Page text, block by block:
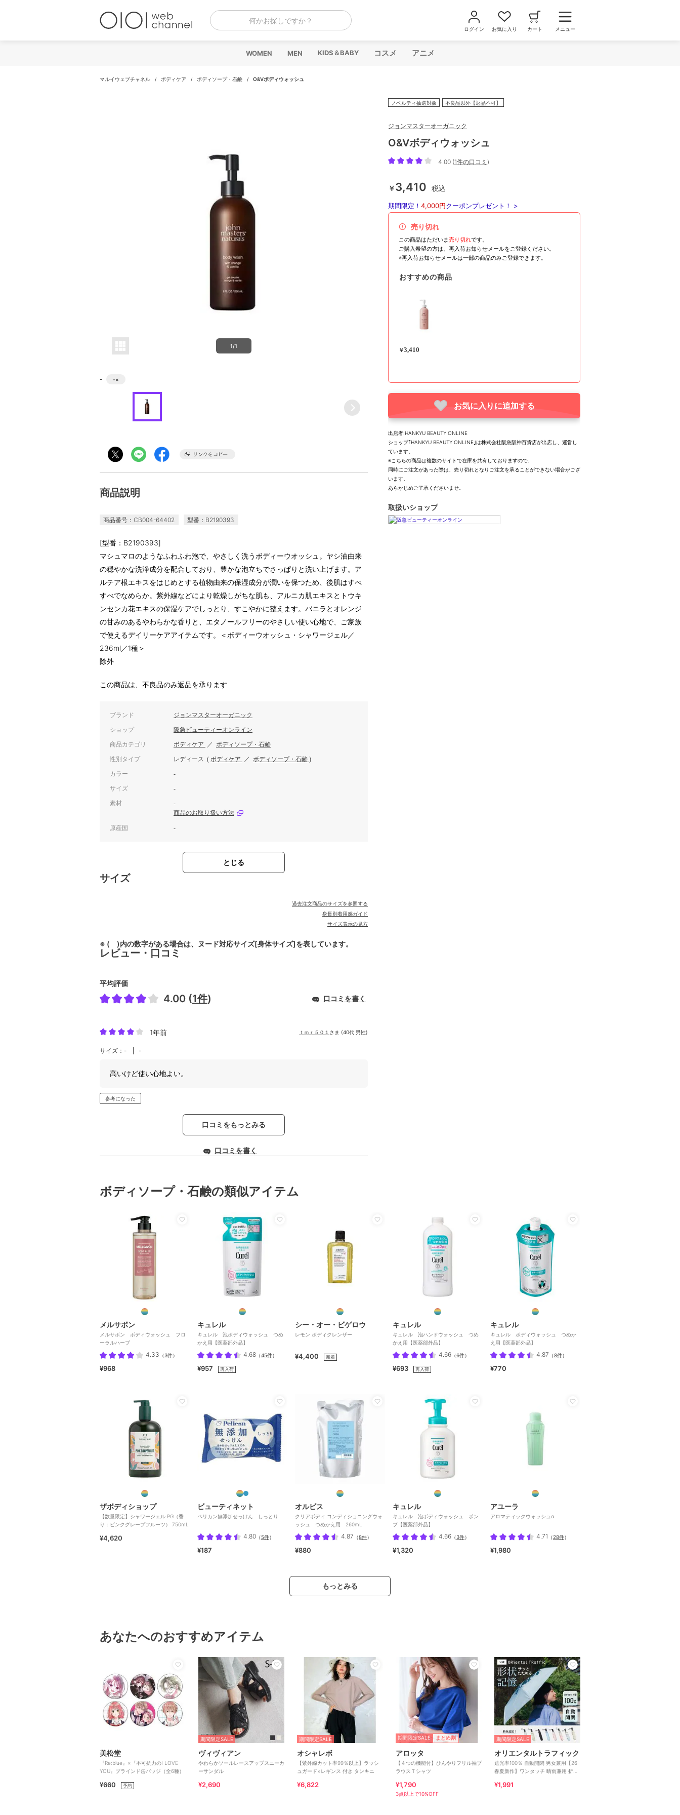
何かお探しですか？
ログイン お気に入り カート メニュー
WOMEN MEN KIDS＆BABY コスメ アニメ
マルイウェブチャネル / ボディケア / ボディソープ・石鹸 / O&Vボディウォッシュ
1/1
- -×
商品説明
商品番号：CB004-64402 型番：B2190393
[型番：B2190393]
マシュマロのようなふわふわ泡で、やさしく洗うボディーウオッシュ。ヤシ油由来
の穏やかな洗浄成分を配合しており、豊かな泡立ちでさっぱりと洗い上げます。ア
ルテア根エキスをはじめとする植物由来の保湿成分が潤いを保つため、後肌はすべ
すべでなめらか。紫外線などにより乾燥しがちな肌も、アルニカ肌エキスとトウキ
ンセンカ花エキスの保湿ケアでしっとり、すこやかに整えます。バニラとオレンジ
の甘みのあるやわらかな香りと、エタノールフリーのやさしい使い心地で、ご家族
で使えるデイリーケアアイテムです。＜ボディーウオッシュ・シャワージェル／
236ml／1種＞
除外
この商品は、不良品のみ返品を承ります
ブランド ジョンマスターオーガニック
ショップ 阪急ビューティーオンライン
商品カテゴリ ボディケア ／ ボディソープ・石鹸
性別タイプ レディース ( ボディケア ／ ボディソープ・石鹸 )
カラー -
サイズ -
素材
-
商品のお取り扱い方法
原産国 -
とじる
サイズ
過去注文商品のサイズを参照する
身長別着用感ガイド
サイズ表示の見方
※ ( )内の数字がある場合は、ヌード対応サイズ[身体サイズ]を表しています。
レビュー・口コミ
平均評価
4.00 (1件) 口コミを書く
1年前 ｔｍｒ５０１ さま (40代 男性)
サイズ：- -
高いけど使い心地よい。
参考になった
口コミをもっとみる
口コミを書く
ノベルティ抽選対象 不良品以外【返品不可】
ジョンマスターオーガニック
O&Vボディウォッシュ
4.00 (1件の口コミ )
￥3,410 税込
期間限定！ 4,000円クーポンプレゼント！ >
売り切れ
この商品はただいま売り切れです。
ご購入希望の方は、再入荷お知らせメールをご登録ください。
※再入荷お知らせメールは一部の商品のみご登録できます。
おすすめの商品
￥3,410
お気に入りに追加する
出店者:HANKYU BEAUTY ONLINE
ショップ｢HANKYU BEAUTY ONLINE｣は株式会社阪急阪神百貨店が出店し、運営し
ています。
※こちらの商品は複数のサイトで在庫を共有しておりますので、
同時にご注文があった際は、売り切れとなりご注文を承ることができない場合がござ
います。
あらかじめご了承くださいませ。
取扱いショップ
ボディソープ・石鹸の類似アイテム
メルサボン
メルサボン ボディウォッシュ フロ
ーラルハーブ
4.33 （3件）
¥968
キュレル
キュレル 泡ボディウォッシュ つめ
かえ用【医薬部外品】
4.68 （45件）
¥957 再入荷
シー・オー・ビゲロウ
レモン ボディクレンザー
¥4,400 新着
キュレル
キュレル 泡ハンドウォッシュ つめ
かえ用【医薬部外品】
4.66 （6件）
¥693 再入荷
キュレル
キュレル ボディウォッシュ つめか
え用【医薬部外品】
4.87 （8件）
¥770
ザボディショップ
【数量限定】シャワージェル PG（香
り：ピンクグレープフルーツ） 750mL
¥4,620
ビューティネット
ペリカン無添加せっけん しっとり
4.80 （5件）
¥187
オルビス
クリアボディ コンディショニングウォ
ッシュ つめかえ用 260mL
4.87 （8件）
¥880
キュレル
キュレル 泡ボディウォッシュ ポン
プ【医薬部外品】
4.66 （3件）
¥1,320
アユーラ
アロマティックウォッシュα
4.71 （28件）
¥1,980
もっとみる
あなたへのおすすめアイテム
美松堂
『Re:blue』×『不可抗力のI LOVE
YOU』ブラインド缶バッジ（全6種）
¥660 予約
期間限定SALE
ヴィヴィアン
やわらかソールレースアップスニーカ
ーサンダル
¥2,690
期間限定SALE
オシャレボ
【紫外線カット率99％以上】ラッシ
ュガード×レギンス 付き タンキニ
¥6,822
期間限定SALE まとめ割
アロッタ
【４つの機能付】ひんやりフリル袖ブ
ラウスＴシャツ
¥1,790
3点以上で10%OFF
期間限定SALE
オリエンタルトラフィック
遮光率100％ 自動開閉 男女兼用【26
春夏新作】ワンタッチ 晴雨兼用 折り
¥1,991